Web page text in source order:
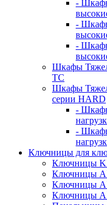
-
-
-
Шкафы
TC
Шкафы
серии HARD
-
-
Ключницы для
Ключницы
Ключницы
Ключницы
Ключницы